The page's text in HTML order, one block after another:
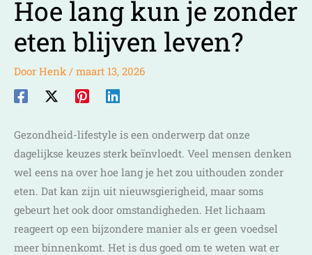
Hoe lang kun je zonder
eten blijven leven?
Door Henk / maart 13, 2026
Gezondheid-lifestyle is een onderwerp dat onze
dagelijkse keuzes sterk beïnvloedt. Veel mensen denken
wel eens na over hoe lang je het zou uithouden zonder
eten. Dat kan zijn uit nieuwsgierigheid, maar soms
gebeurt het ook door omstandigheden. Het lichaam
reageert op een bijzondere manier als er geen voedsel
meer binnenkomt. Het is dus goed om te weten wat er